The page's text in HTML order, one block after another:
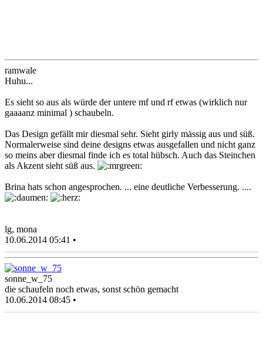
ramwale
Huhu...
Es sieht so aus als würde der untere mf und rf etwas (wirklich nur
gaaaanz minimal ) schaubeln.
Das Design gefällt mir diesmal sehr. Sieht girly mässig aus und süß.
Normalerweise sind deine designs etwas ausgefallen und nicht ganz
so meins aber diesmal finde ich es total hübsch. Auch das Steinchen
als Akzent sieht süß aus.
Brina hats schon angesprochen. ... eine deutliche Verbesserung. ....
lg, mona
10.06.2014 05:41 •
sonne_w_75
die schaufeln noch etwas, sonst schön gemacht
10.06.2014 08:45 •